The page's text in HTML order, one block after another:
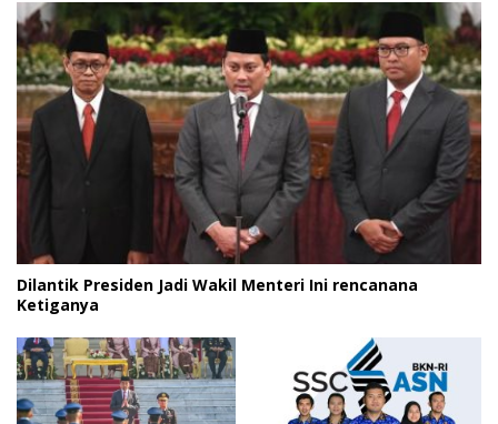
Dilantik Presiden Jadi Wakil Menteri Ini rencanana
Ketiganya